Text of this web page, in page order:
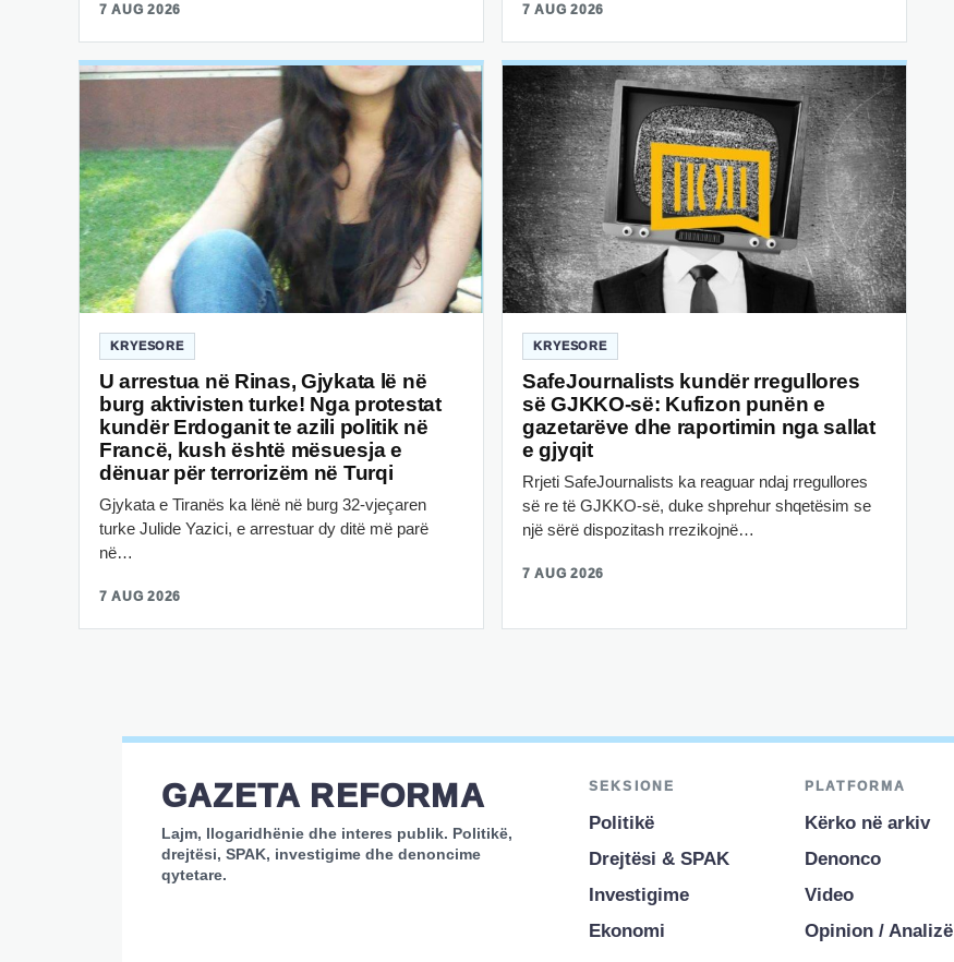
7 AUG 2026 7 AUG 2026
KRYESORE
U arrestua në Rinas, Gjykata lë në
burg aktivisten turke! Nga protestat
kundër Erdoganit te azili politik në
Francë, kush është mësuesja e
dënuar për terrorizëm në Turqi
Gjykata e Tiranës ka lënë në burg 32-vjeçaren
turke Julide Yazici, e arrestuar dy ditë më parë
në…
7 AUG 2026
KRYESORE
SafeJournalists kundër rregullores
së GJKKO-së: Kufizon punën e
gazetarëve dhe raportimin nga sallat
e gjyqit
Rrjeti SafeJournalists ka reaguar ndaj rregullores
së re të GJKKO-së, duke shprehur shqetësim se
një sërë dispozitash rrezikojnë…
7 AUG 2026
GAZETA REFORMA
Lajm, llogaridhënie dhe interes publik. Politikë,
drejtësi, SPAK, investigime dhe denoncime
qytetare.
SEKSIONE
Politikë
Drejtësi & SPAK
Investigime
Ekonomi
PLATFORMA
Kërko në arkiv
Denonco
Video
Opinion / Analizë